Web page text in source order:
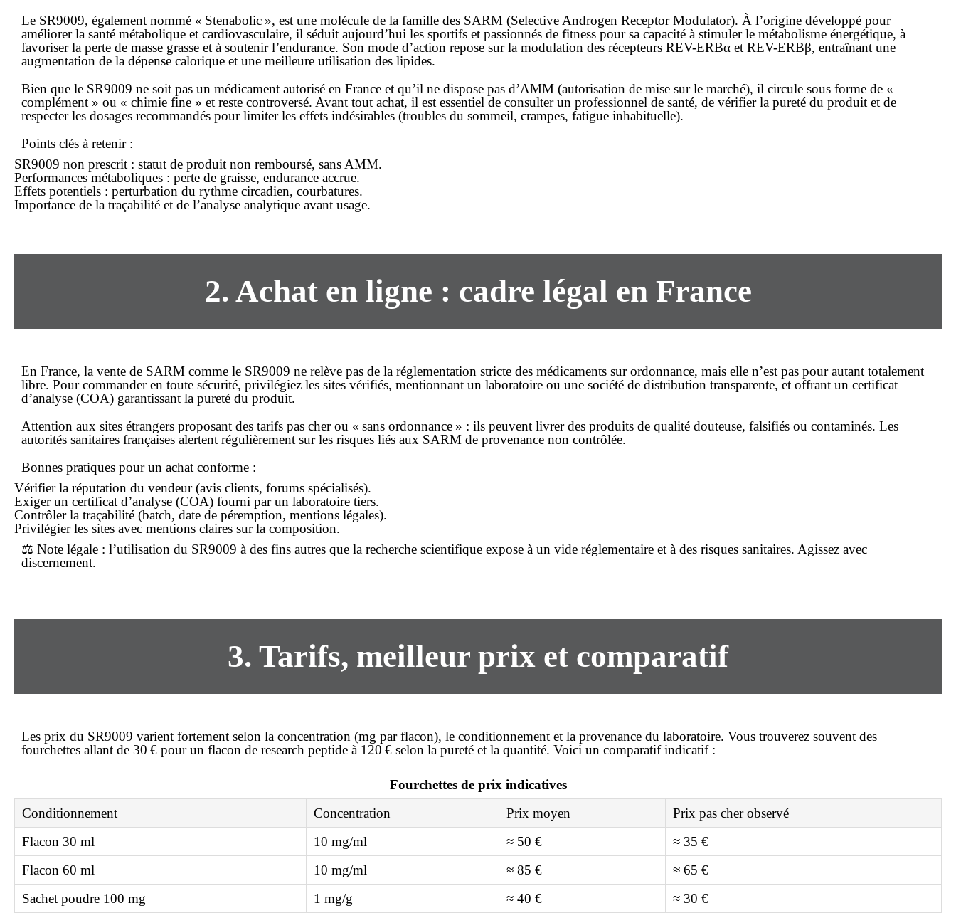
Le SR9009, également nommé « Stenabolic », est une molécule de la famille des SARM (Selective Androgen Receptor Modulator). À l’origine développé pour
améliorer la santé métabolique et cardiovasculaire, il séduit aujourd’hui les sportifs et passionnés de fitness pour sa capacité à stimuler le métabolisme énergétique, à
favoriser la perte de masse grasse et à soutenir l’endurance. Son mode d’action repose sur la modulation des récepteurs REV-ERBα et REV-ERBβ, entraînant une
augmentation de la dépense calorique et une meilleure utilisation des lipides.
Bien que le SR9009 ne soit pas un médicament autorisé en France et qu’il ne dispose pas d’AMM (autorisation de mise sur le marché), il circule sous forme de «
complément » ou « chimie fine » et reste controversé. Avant tout achat, il est essentiel de consulter un professionnel de santé, de vérifier la pureté du produit et de
respecter les dosages recommandés pour limiter les effets indésirables (troubles du sommeil, crampes, fatigue inhabituelle).
Points clés à retenir :
SR9009 non prescrit : statut de produit non remboursé, sans AMM.
Performances métaboliques : perte de graisse, endurance accrue.
Effets potentiels : perturbation du rythme circadien, courbatures.
Importance de la traçabilité et de l’analyse analytique avant usage.
2. Achat en ligne : cadre légal en France
En France, la vente de SARM comme le SR9009 ne relève pas de la réglementation stricte des médicaments sur ordonnance, mais elle n’est pas pour autant totalement
libre. Pourcommanderen toute sécurité, privilégiez les sites vérifiés, mentionnant un laboratoire ou une société de distribution transparente, et offrant un certificat
d’analyse (COA) garantissant la pureté du produit.
Attention aux sites étrangers proposant des tarifs pas cherou « sans ordonnance » : ils peuvent livrer des produits de qualité douteuse, falsifiés ou contaminés. Les
autorités sanitaires françaises alertent régulièrement sur les risques liés aux SARM de provenance non contrôlée.
Bonnes pratiques pour un achat conforme :
Vérifier la réputation du vendeur (avis clients, forums spécialisés).
Exiger un certificat d’analyse (COA) fourni par un laboratoire tiers.
Contrôler la traçabilité (batch, date de péremption, mentions légales).
Privilégier les sites avec mentions claires sur la composition.
⚖️ Note légale : l’utilisation du SR9009 à des fins autres que la recherche scientifique expose à un vide réglementaire et à des risques sanitaires. Agissez avec
discernement.
3. Tarifs, meilleur prix et comparatif
Les prix du SR9009 varient fortement selon la concentration (mg par flacon), le conditionnement et la provenance du laboratoire. Vous trouverez souvent des
fourchettes allant de 30 € pour un flacon de research peptide à 120 € selon la pureté et la quantité. Voici un comparatif indicatif :
Fourchettes de prix indicatives
Conditionnement
Concentration Prix moyen Prix pas cherobservé
Flacon 30 ml
10 mg/ml ≈ 50 €
≈ 35 €
Flacon 60 ml
10 mg/ml ≈ 85 €
≈ 65 €
Sachet poudre 100 mg
1 mg/g ≈ 40 € ≈ 30 €